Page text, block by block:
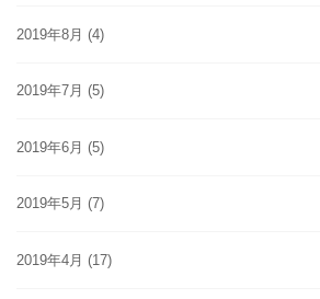
2019年8月 (4)
2019年7月 (5)
2019年6月 (5)
2019年5月 (7)
2019年4月 (17)